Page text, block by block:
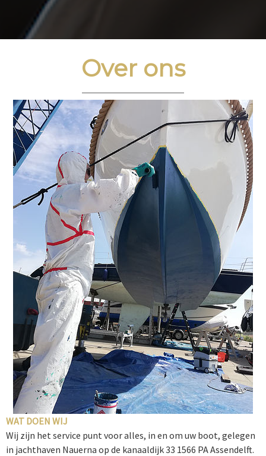
Over ons
WAT DOEN WIJ
Wij zijn het service punt voor alles, in en om uw boot, gelegen
in jachthaven Nauerna op de kanaaldijk 33 1566 PA Assendelft.